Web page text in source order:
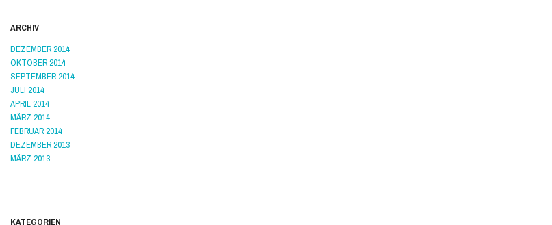
ARCHIV
DEZEMBER 2014
OKTOBER 2014
SEPTEMBER 2014
JULI 2014
APRIL 2014
MÄRZ 2014
FEBRUAR 2014
DEZEMBER 2013
MÄRZ 2013